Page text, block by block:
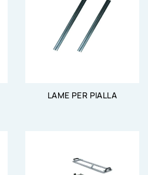
LAME PER PIALLA